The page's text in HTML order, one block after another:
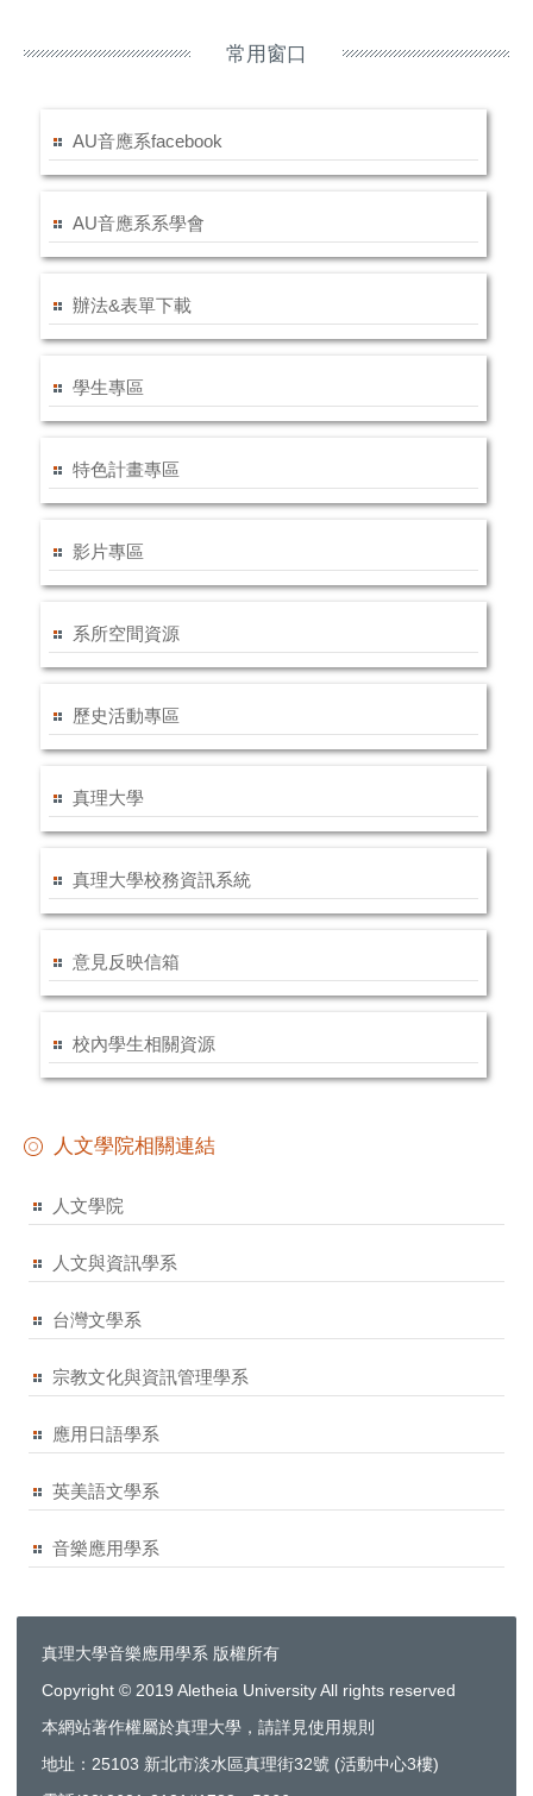
常用窗口
AU音應系facebook
AU音應系系學會
辦法&表單下載
學生專區
特色計畫專區
影片專區
系所空間資源
歷史活動專區
真理大學
真理大學校務資訊系統
意見反映信箱
校內學生相關資源
人文學院相關連結
人文學院
人文與資訊學系
台灣文學系
宗教文化與資訊管理學系
應用日語學系
英美語文學系
音樂應用學系
真理大學音樂應用學系 版權所有
Copyright © 2019 Aletheia University All rights reserved
本網站著作權屬於真理大學，請詳見使用規則
地址：25103 新北市淡水區真理街32號 (活動中心3樓)